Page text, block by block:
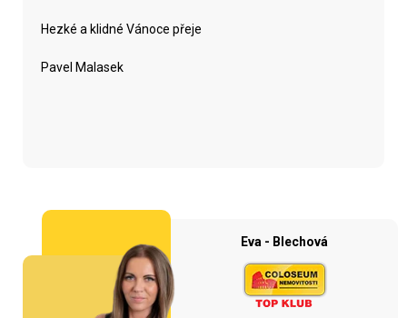
Hezké a klidné Vánoce přeje
Pavel Malasek
Eva - Blechová